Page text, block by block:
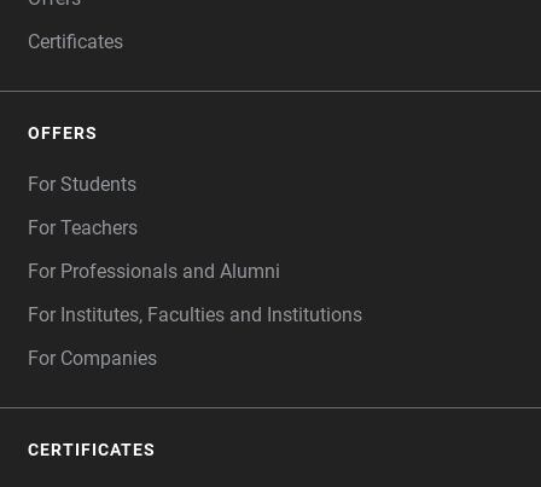
Certificates
OFFERS
For Students
For Teachers
For Professionals and Alumni
For Institutes, Faculties and Institutions
For Companies
CERTIFICATES